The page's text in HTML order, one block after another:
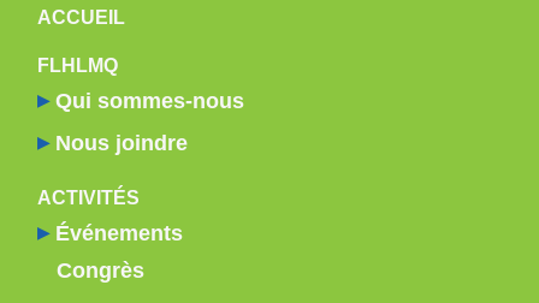
NAVIGATION PRINCIPALE
ACCUEIL
FLHLMQ
Qui sommes-nous
Nous joindre
ACTIVITÉS
Événements
Congrès